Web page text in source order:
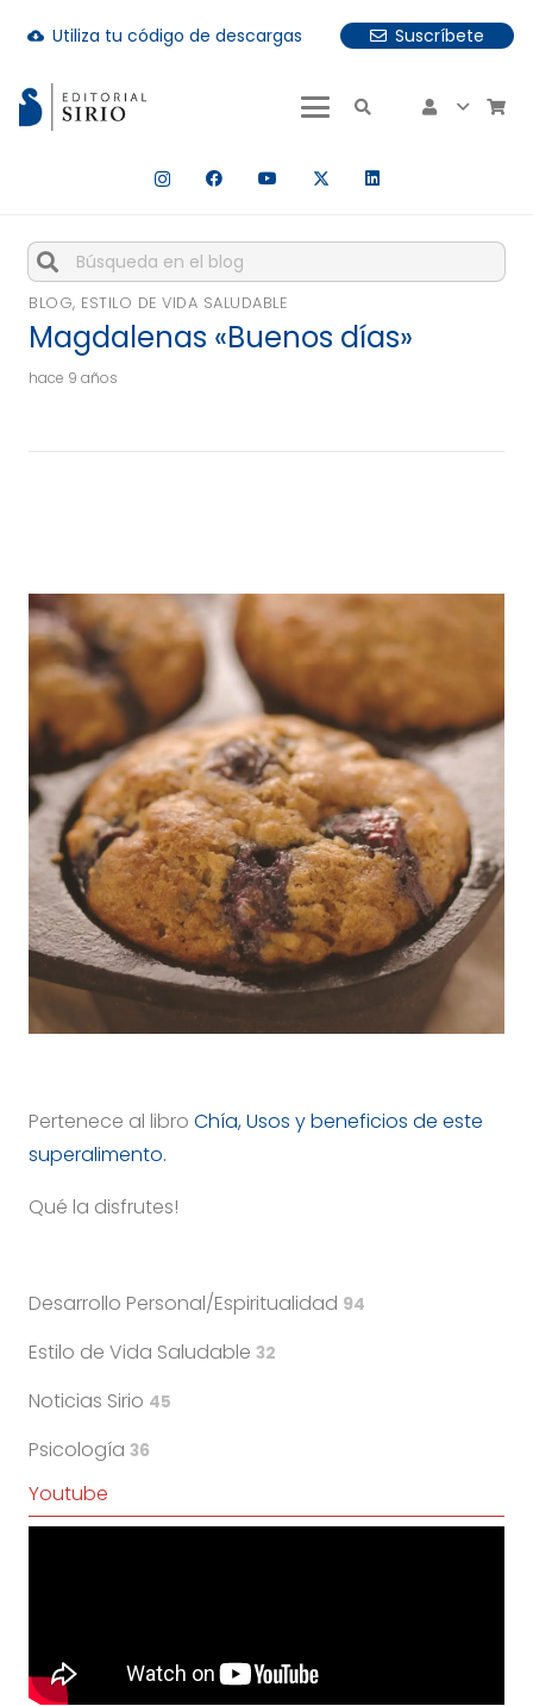
cloud_download Utiliza tu código de descargas
Suscríbete
hay resultados autocompletados, puedes utilizar las
Cuando hay resultados autocompletados, puedes
BLOG, ESTILO DE VIDA SALUDABLE
Magdalenas «Buenos días»
hace 9 años
Pertenece al libro Chía, Usos y beneficios de este
superalimento.
Qué la disfrutes!
Desarrollo Personal/Espiritualidad 94
Estilo de Vida Saludable 32
Noticias Sirio 45
Psicología 36
Youtube